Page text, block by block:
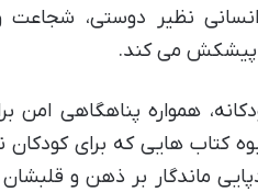
نظیر دوستی،
پیشکش می کند.
همواره پناهگاهی
کتاب هایی که برای
ماندگار بر ذهن و قلبشان